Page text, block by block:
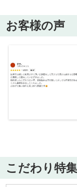
お客様の声
こだわり特集